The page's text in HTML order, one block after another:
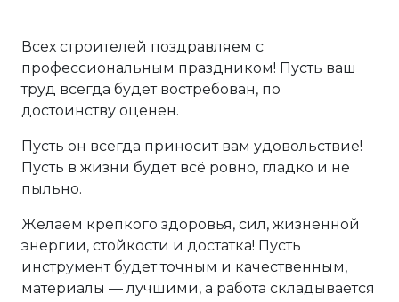
Всех строителей поздравляем с
профессиональным праздником! Пусть ваш
труд всегда будет востребован, по
достоинству оценен.
Пусть он всегда приносит вам удовольствие!
Пусть в жизни будет всё ровно, гладко и не
пыльно.
Желаем крепкого здоровья, сил, жизненной
энергии, стойкости и достатка! Пусть
инструмент будет точным и качественным,
материалы — лучшими, а работа складывается